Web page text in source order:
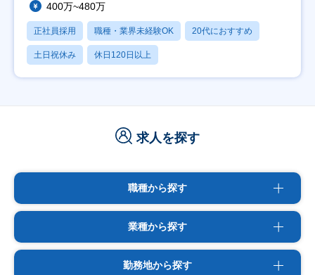
400万~480万
正社員採用 職種・業界未経験OK 20代におすすめ
土日祝休み 休日120日以上
求人を探す
職種から探す
業種から探す
勤務地から探す